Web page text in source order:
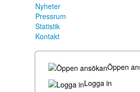
Nyheter
Pressrum
Statistik
Kontakt
Öppen
Logga in